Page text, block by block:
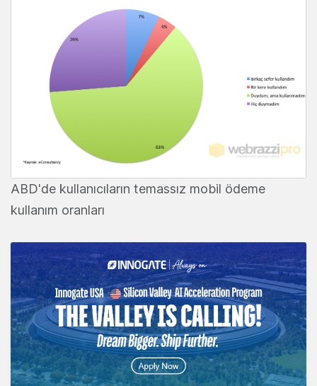
ABD'de kullanıcıların temassız mobil ödeme
kullanım oranları